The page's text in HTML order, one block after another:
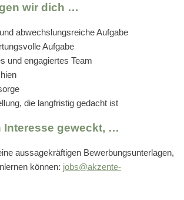
wir dich …
abwechslungsreiche Aufgabe
Aufgabe
und engagiertes Team
die langfristig gedacht ist
Interesse geweckt, …
aussagekräftigen Bewerbungsunterlagen,
können: jobs@akzente-